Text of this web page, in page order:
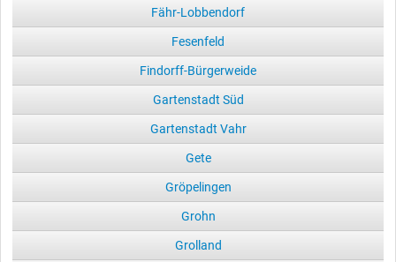
Fähr-Lobbendorf
Fesenfeld
Findorff-Bürgerweide
Gartenstadt Süd
Gartenstadt Vahr
Gete
Gröpelingen
Grohn
Grolland